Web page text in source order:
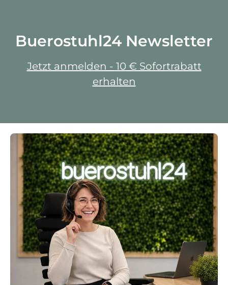
Buerostuhl24 Newsletter
Jetzt anmelden - 10 € Sofortrabatt
erhalten